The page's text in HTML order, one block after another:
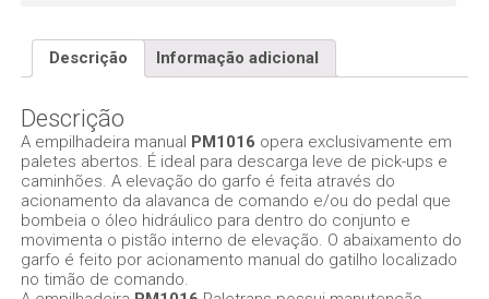
quantidade
Descrição Informação adicional
Descrição
A empilhadeira manual PM1016 opera exclusivamente em
paletes abertos. É ideal para descarga leve de pick-ups e
caminhões. A elevação do garfo é feita através do
acionamento da alavanca de comando e/ou do pedal que
bombeia o óleo hidráulico para dentro do conjunto e
movimenta o pistão interno de elevação. O abaixamento do
garfo é feito por acionamento manual do gatilho localizado
no timão de comando.